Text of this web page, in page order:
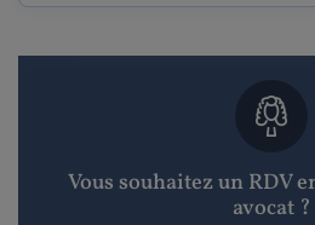
Vous souhaitez un RDV
avocat ?